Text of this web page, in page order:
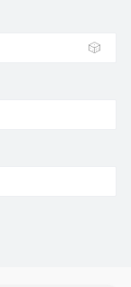
🎲